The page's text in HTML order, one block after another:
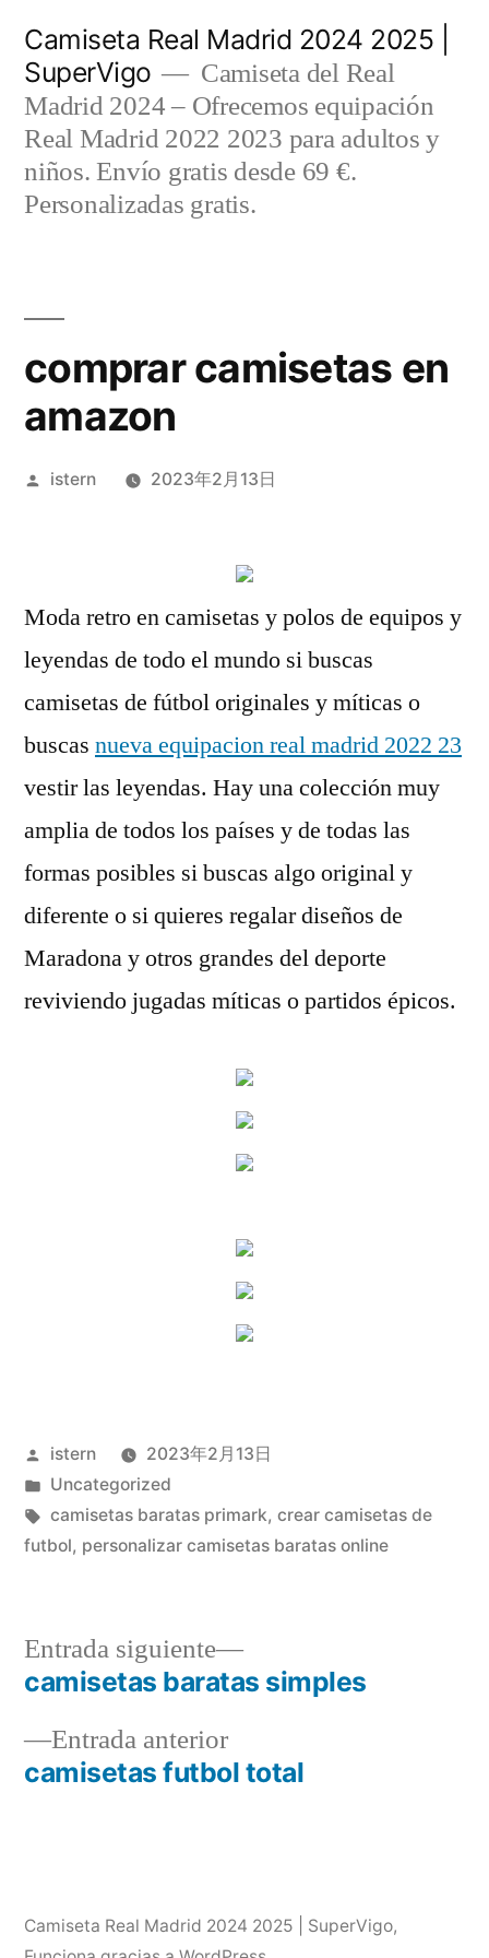
contenido
Camiseta Real Madrid 2024 2025 |
SuperVigo
Camiseta del Real
Madrid 2024 – Ofrecemos equipación
Real Madrid 2022 2023 para adultos y
niños. Envío gratis desde 69 €.
Personalizadas gratis.
comprar camisetas en
amazon
Publicado
istern 2023年2月13日
Moda retro en camisetas y polos de equipos y
leyendas de todo el mundo si buscas
camisetas de fútbol originales y míticas o
buscas nueva equipacion real madrid 2022 23
vestir las leyendas. Hay una colección muy
amplia de todos los países y de todas las
formas posibles si buscas algo original y
diferente o si quieres regalar diseños de
Maradona y otros grandes del deporte
reviviendo jugadas míticas o partidos épicos.
Publicado
por
istern
2023年2月13日
Publicado
en
Uncategorized
Etiquetas:
camisetas baratas primark, crear camisetas de
futbol, personalizar camisetas baratas online
Navegación
deEntrada anteriorEntrada
anterior:
camisetas futbol total
Entrada siguiente
Entrada
siguiente:
camisetas baratas simples
Camiseta Real Madrid 2024 2025 | SuperVigo,